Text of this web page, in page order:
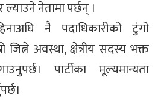
नेतामा पर्छन् ।
नै पदाधिकारीको टुंगो
जित्ने अवस्था, क्षेत्रीय सदस्य भक्त
पार्टीका मूल्यमान्यता